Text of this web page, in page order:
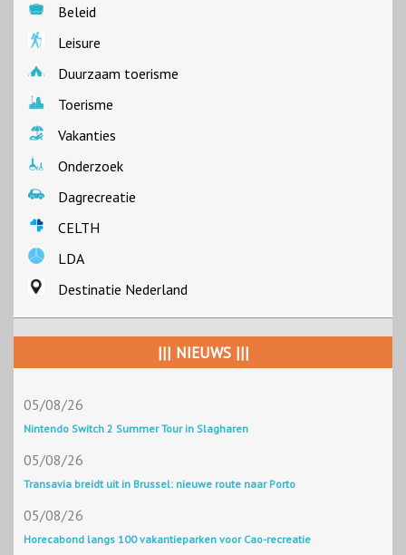
Beleid
Leisure
Duurzaam toerisme
Toerisme
Vakanties
Onderzoek
Dagrecreatie
CELTH
LDA
Destinatie Nederland
||| NIEUWS |||
05/08/26
Nintendo Switch 2 Summer Tour in Slagharen
05/08/26
Transavia breidt uit in Brussel: nieuwe route naar Porto
05/08/26
Horecabond langs 100 vakantieparken voor Cao-recreatie